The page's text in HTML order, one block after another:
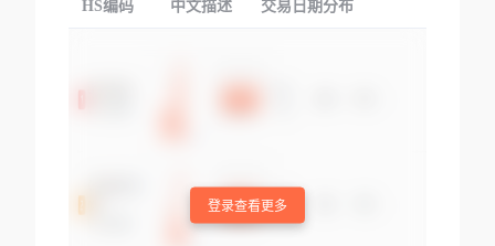
HS编码 中文描述 交易日期分布
登录查看更多